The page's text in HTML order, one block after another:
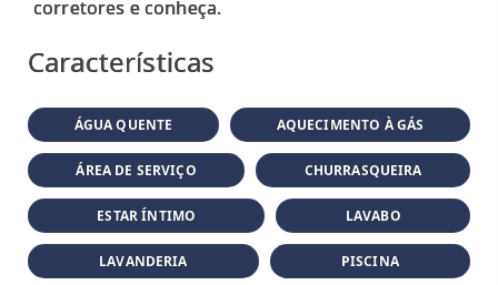
Características
ÁGUA QUENTE AQUECIMENTO À GÁS
ÁREA DE SERVIÇO CHURRASQUEIRA
ESTAR ÍNTIMO LAVABO
LAVANDERIA PISCINA